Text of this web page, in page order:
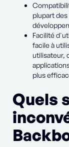
plupart
Facilité
facile à
utilisateur,
plus
Quels